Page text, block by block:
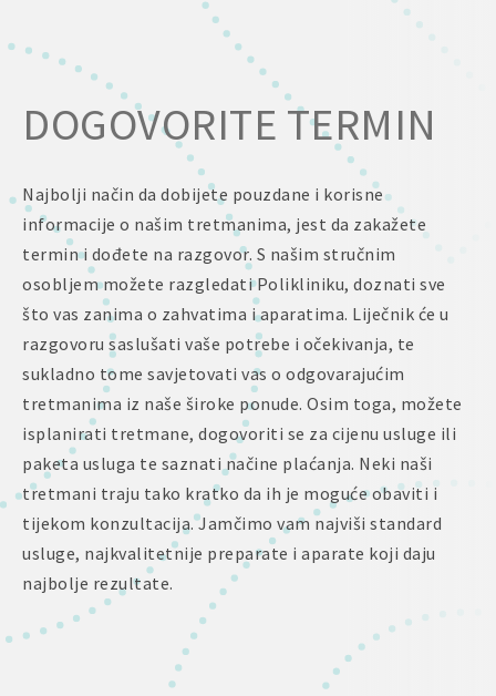
DOGOVORITE TERMIN
Najbolji način da dobijete pouzdane i korisne
informacije o našim tretmanima, jest da zakažete
termin i dođete na razgovor. S našim stručnim
osobljem možete razgledati Polikliniku, doznati sve
što vas zanima o zahvatima i aparatima. Liječnik će u
razgovoru saslušati vaše potrebe i očekivanja, te
sukladno tome savjetovati vas o odgovarajućim
tretmanima iz naše široke ponude. Osim toga, možete
isplanirati tretmane, dogovoriti se za cijenu usluge ili
paketa usluga te saznati načine plaćanja. Neki naši
tretmani traju tako kratko da ih je moguće obaviti i
tijekom konzultacija. Jamčimo vam najviši standard
usluge, najkvalitetnije preparate i aparate koji daju
najbolje rezultate.